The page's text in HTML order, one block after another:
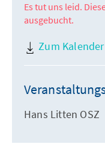
Es tut uns leid.
ausgebucht.
Zum
Hans Litten OSZ